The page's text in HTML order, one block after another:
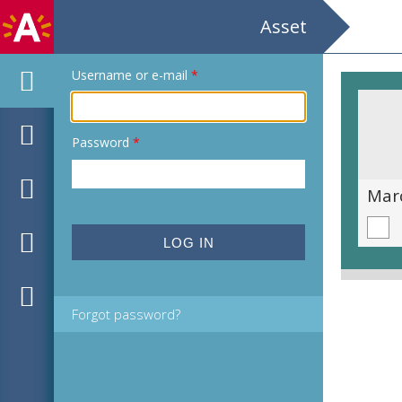
Asset
Username or e-mail *
Password *
Forgot password?
Manuel Iturri stelt zijn laatste schilderijen en keramiekwerken tentoon Kunstkamer Onleiding: Bert Peleman